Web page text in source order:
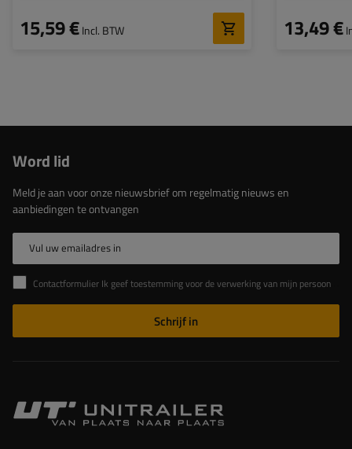
15,59 €Incl. BTW 13,49 €
Word lid
Meld je aan voor onze nieuwsbrief om regelmatig nieuws en
aanbiedingen te ontvangen
Vul uw emailadres in
Contactformulier Ik geef toestemming voor de verwerking van mijn persoonlijke gegevens in het contactformulier in overeenstemming met de Verordening van het Europees Parlement en de Raad (EU)
Schrijf in